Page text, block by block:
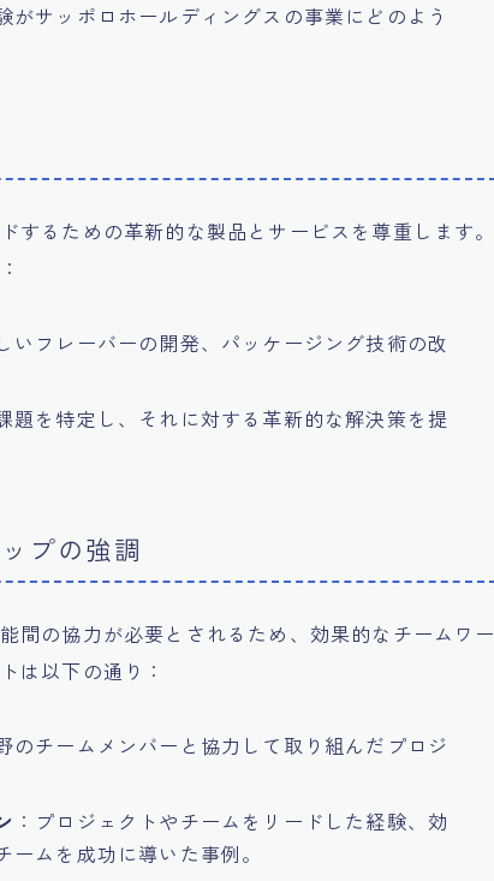
がサッポロホールディングスの事業にどのよう
るための革新的な製品とサービスを尊重します。
いフレーバーの開発、パッケージング技術の改
題を特定し、それに対する革新的な解決策を提
プの強調
間の協力が必要とされるため、効果的なチームワー
は以下の通り：
のチームメンバーと協力して取り組んだプロジ
：プロジェクトやチームをリードした経験、効
ムを成功に導いた事例。